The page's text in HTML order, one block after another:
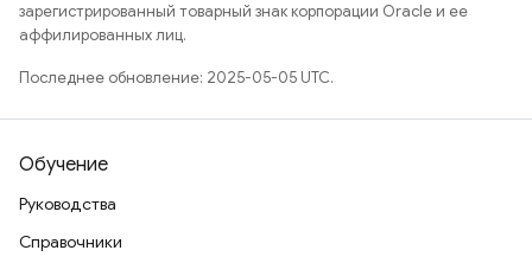
зарегистрированный товарный знак корпорации Oracle и ее
аффилированных лиц.
Последнее обновление: 2025-05-05 UTC.
Обучение
Руководства
Справочники